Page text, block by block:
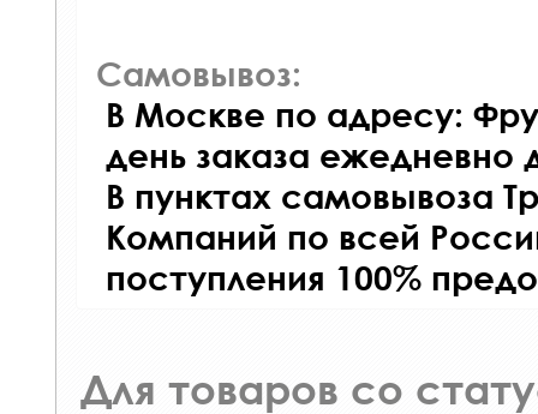
Самовывоз:
В Москве по адресу:
день заказа ежедневно
В пунктах самовывоза
Компаний по всей
поступления 100%
Для товаров со